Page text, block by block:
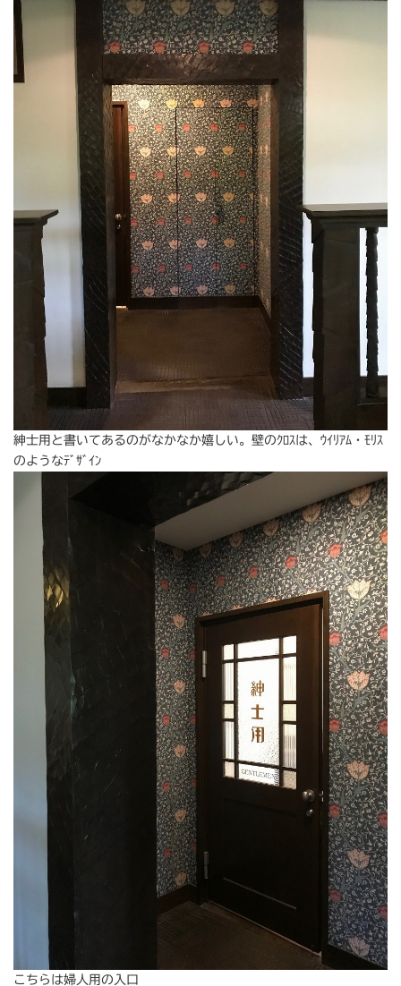
紳士用と書いてあるのがなかなか嬉しい。壁のｸﾛｽは、ｳｲﾘｱﾑ・ﾓﾘｽ
のようなﾃﾞｻﾞｲﾝ
こちらは婦人用の入口